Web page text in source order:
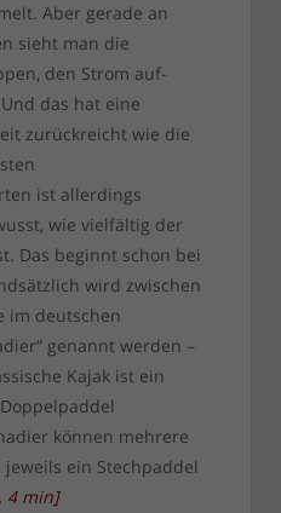
Aber gerade an
sieht man die
den Strom auf-
das hat eine
zurückreicht wie die
ist allerdings
wie vielfältig der
Das beginnt schon bei
wird zwischen
im deutschen
genannt werden –
Kajak ist ein
können mehrere
ein Stechpaddel
4 min]